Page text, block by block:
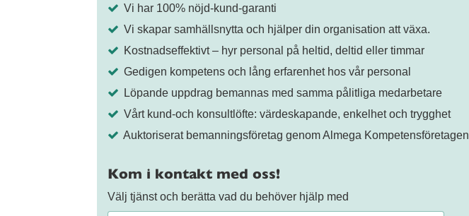
Vi har 100% nöjd-kund-garanti
Vi skapar samhällsnytta och hjälper din organisation att växa.
Kostnadseffektivt – hyr personal på heltid, deltid eller timmar
Gedigen kompetens och lång erfarenhet hos vår personal
Löpande uppdrag bemannas med samma pålitliga medarbetare
Vårt kund-och konsultlöfte: värdeskapande, enkelhet och trygghet
Auktoriserat bemanningsföretag genom Almega Kompetensföretagen
Kom i kontakt med oss!
Välj tjänst och berätta vad du behöver hjälp med